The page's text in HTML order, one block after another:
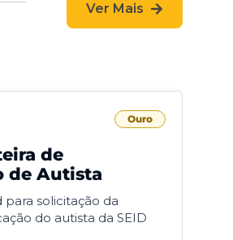
Ver Mais
Ouro
de
de Autista
solicitação da
do autista da SEID